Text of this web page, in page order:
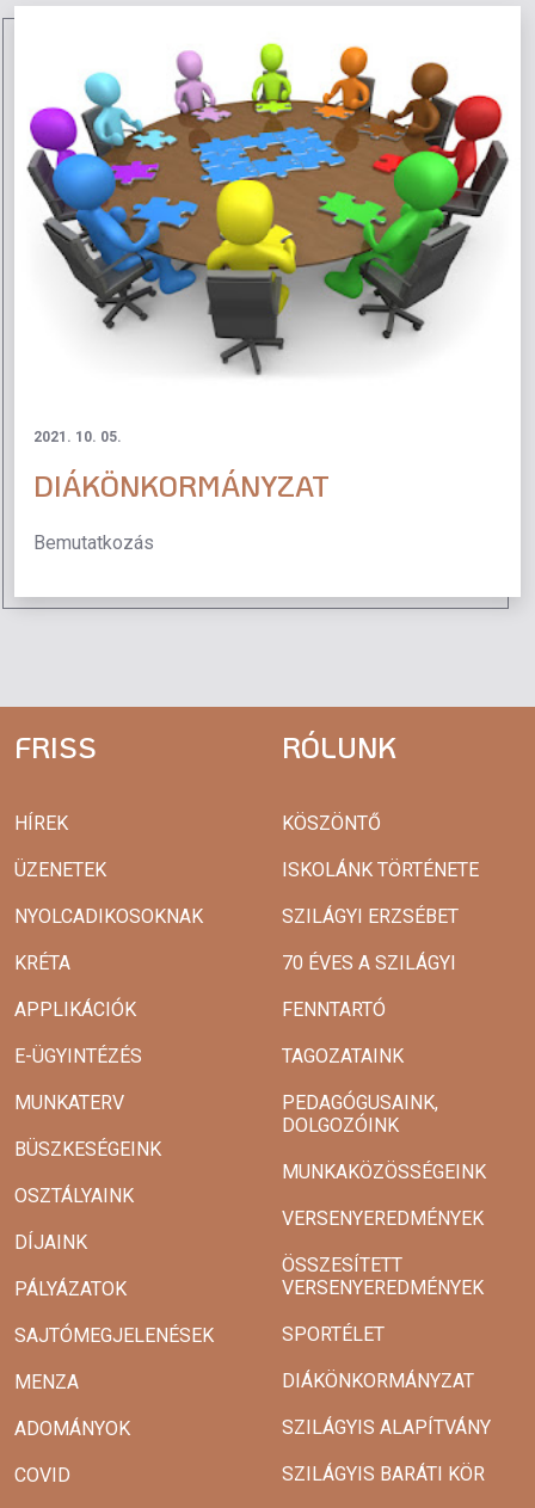
2021. 10. 05.
DIÁKÖNKORMÁNYZAT
Bemutatkozás
FRISS
HÍREK
ÜZENETEK
NYOLCADIKOSOKNAK
KRÉTA
APPLIKÁCIÓK
E-ÜGYINTÉZÉS
MUNKATERV
BÜSZKESÉGEINK
OSZTÁLYAINK
DÍJAINK
PÁLYÁZATOK
SAJTÓMEGJELENÉSEK
MENZA
ADOMÁNYOK
COVID
RÓLUNK
KÖSZÖNTŐ
ISKOLÁNK TÖRTÉNETE
SZILÁGYI ERZSÉBET
70 ÉVES A SZILÁGYI
FENNTARTÓ
TAGOZATAINK
PEDAGÓGUSAINK,
DOLGOZÓINK
MUNKAKÖZÖSSÉGEINK
VERSENYEREDMÉNYEK
ÖSSZESÍTETT
VERSENYEREDMÉNYEK
SPORTÉLET
DIÁKÖNKORMÁNYZAT
SZILÁGYIS ALAPÍTVÁNY
SZILÁGYIS BARÁTI KÖR